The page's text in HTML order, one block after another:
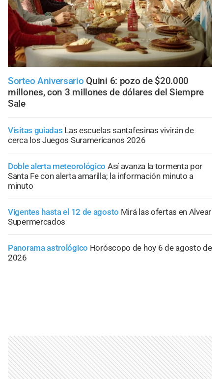
Sorteo Aniversario Quini 6: pozo de $20.000
millones, con 3 millones de dólares del Siempre
Sale
Visitas guiadas Las escuelas santafesinas vivirán de
cerca los Juegos Suramericanos 2026
Doble alerta meteorológico Así avanza la tormenta por
Santa Fe con alerta amarilla; la información minuto a
minuto
Vigentes hasta el 12 de agosto Mirá las ofertas en Alvear
Supermercados
Panorama astrológico Horóscopo de hoy 6 de agosto de
2026